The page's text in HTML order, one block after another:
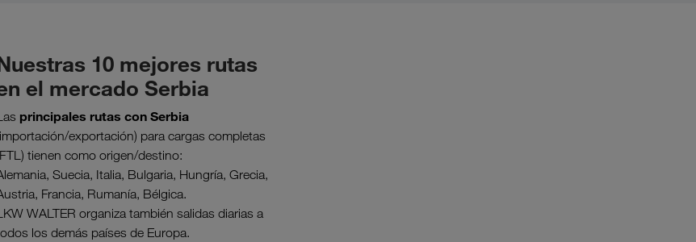
10 mejores rutas
el mercado Serbia
principales rutas con Serbia
exportación) para cargas completas
tienen como origen/destino:
Suecia, Italia, Bulgaria, Hungría, Grecia,
Francia, Rumanía, Bélgica.
WALTER organiza también salidas diarias a
los demás países de Europa.